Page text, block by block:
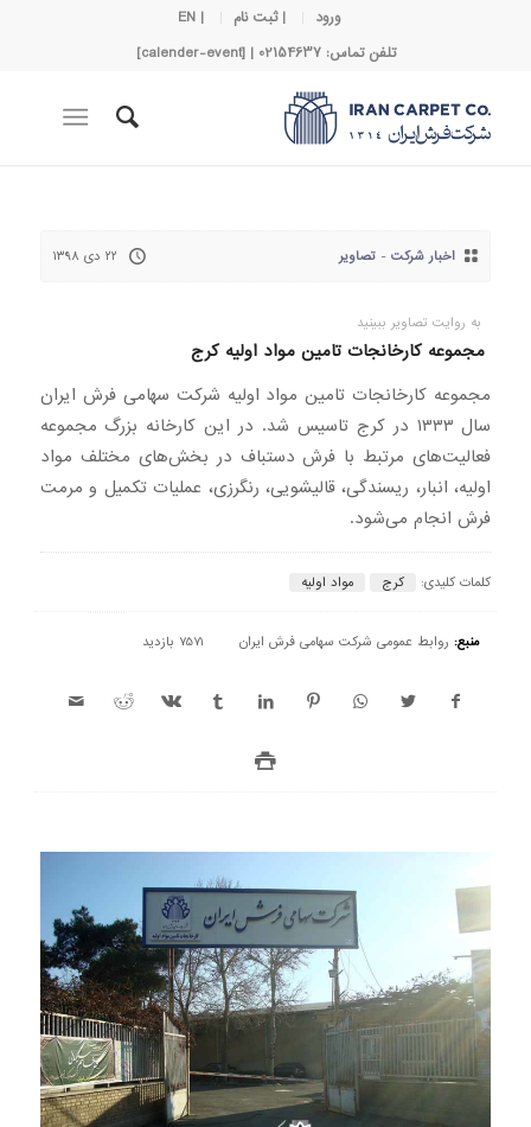
ورود | ثبت نام
| EN
تلفن تماس: 02154637 | [calender-event]
اخبار شرکت- تصاویر ۲۲ دی ۱۳۹۸
به روایت تصاویر ببینید
مجموعه کارخانجات تامین مواد اولیه کرج
مجموعه کارخانجات تامین مواد اولیه شرکت سهامی فرش ایران
سال ۱۳۳۳ در کرج تاسیس شد. در این کارخانه بزرگ مجموعه
فعالیت‌های مرتبط با فرش دستباف در بخش‌های مختلف مواد
اولیه، انبار، ریسندگی، قالیشویی، رنگرزی، عملیات تکمیل و مرمت
فرش انجام می‌شود.
کلمات کلیدی: کرج مواد اولیه
منبع: روابط عمومی شرکت سهامی فرش ایران 7571 بازدید